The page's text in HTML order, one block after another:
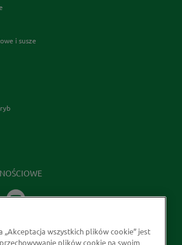
i susze
„Akceptacja wszystkich plików cookie” jest
plików cookie na swoim